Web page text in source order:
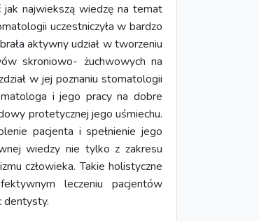
najwiekszą wiedzę na temat
uczestniczyła w bardzo
aktywny udział w tworzeniu
skroniowo- żuchwowych na
w jej poznaniu stomatologii
i jego pracy na dobre
protetycznej jego uśmiechu.
pacjenta i spełnienie jego
wiedzy nie tylko z zakresu
człowieka. Takie holistyczne
leczeniu pacjentów
dentysty.